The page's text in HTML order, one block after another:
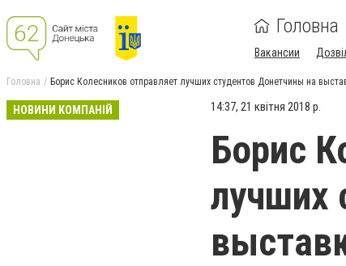
Головна
Вакансии
Головна Борис Колесников отправляет лучших студентов Донетчины на
НОВИНИ КОМПАНІЙ 14:37, 21 квітня 2018 р.
Борис
лучших